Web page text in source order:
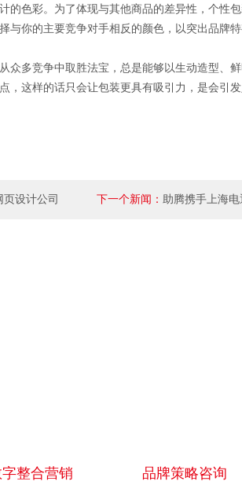
色彩。为了体现与其他商品的差异性，个性包
与你的主要竞争对手相反的颜色，以突出品牌
多竞争中取胜法宝，总是能够以生动造型、
，这样的话只会让包装更具有吸引力，是会引
设计公司 下一个新闻： 助腾携手上海
整合营销 品牌策略咨询